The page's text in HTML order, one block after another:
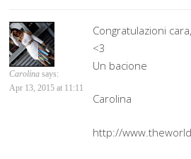
Carolina says:
Apr 13, 2015 at 11:11
Congratulazioni
<3
Un bacione
Carolina
http://